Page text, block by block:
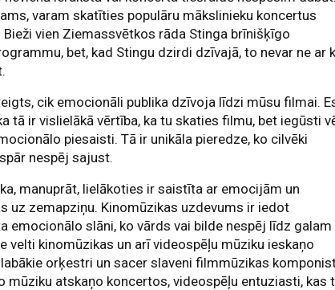
varam skatīties populāru mākslinieku koncertus
vien Ziemassvētkos rāda Stinga brīnišķīgo
bet, kad Stingu dzirdi dzīvajā, to nevar ne ar
cik emocionāli publika dzīvoja līdzi mūsu filmai.
tā ir vislielākā vērtība, ka tu skaties filmu, bet iegūsti
piesaisti. Tā ir unikāla pieredze, ko cilvēki
nespēj sajust.
manuprāt, lielākoties ir saistīta ar emocijām un
uz zemapziņu. Kinomūzikas uzdevums ir iedot
emocionālo slāni, ko vārds vai bilde nespēj līdz galam
velti kinomūzikas un arī videospēļu mūziku ieskaņo
orķestri un sacer slaveni filmmūzikas
mūziku atskaņo koncertos, videospēļu entuziasti, kas